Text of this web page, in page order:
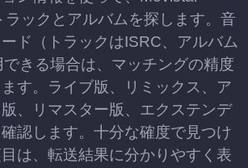
ックとアルバムを探します。音
ド（トラックはISRC、アルバム
きる場合は、マッチングの精度
す。ライブ版、リミックス、ア
、リマスター版、エクステンデ
認します。十分な確度で見つけ
は、転送結果に分かりやすく表